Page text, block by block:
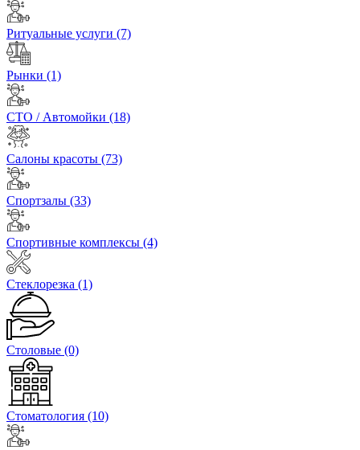
Ритуальные услуги (7)
Рынки (1)
СТО / Автомойки (18)
Салоны красоты (73)
Спортзалы (33)
Спортивные комплексы (4)
Стеклорезка (1)
Столовые (0)
Стоматология (10)